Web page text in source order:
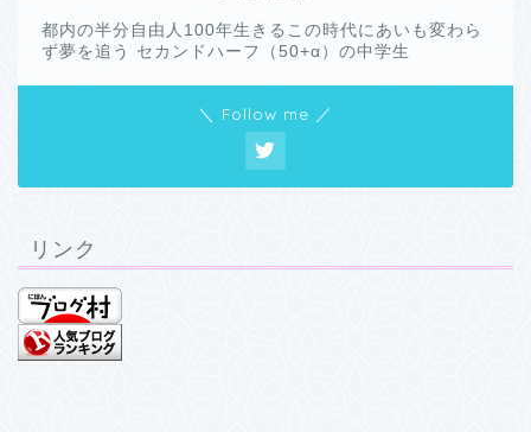
都内の半分自由人100年生きるこの時代にあいも変わら
ず夢を追う セカンドハーフ（50+α）の中学生
＼ Follow me ／
リンク